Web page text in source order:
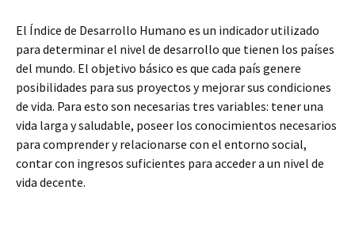
El Índice de Desarrollo Humano es un indicador utilizado
para determinar el nivel de desarrollo que tienen los países
del mundo. El objetivo básico es que cada país genere
posibilidades para sus proyectos y mejorar sus condiciones
de vida. Para esto son necesarias tres variables: tener una
vida larga y saludable, poseer los conocimientos necesarios
para comprender y relacionarse con el entorno social,
contar con ingresos suficientes para acceder a un nivel de
vida decente.